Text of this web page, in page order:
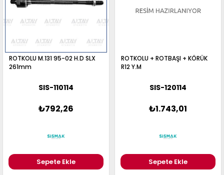
ROTKOLU M.131 95-02 H.D SLX
261mm
SIS-110114
₺792,26
Sepete Ekle
ROTKOLU + ROTBAŞI + KÖRÜK
R12 Y.M
SIS-120114
₺1.743,01
Sepete Ekle